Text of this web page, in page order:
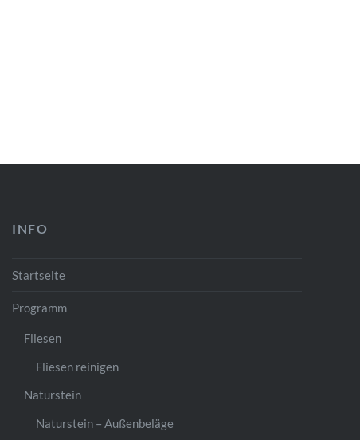
INFO
Startseite
Programm
Fliesen
Fliesen reinigen
Naturstein
Naturstein – Außenbeläge